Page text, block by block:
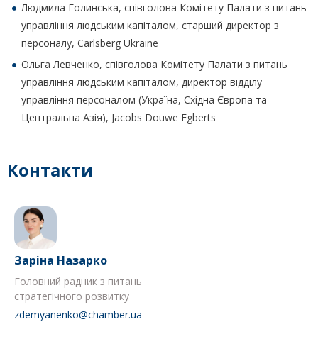
Людмила Голинська, співголова Комітету Палати з питань
управління людським капіталом, старший директор з
персоналу, Carlsberg Ukraine
Ольга Левченко, співголова Комітету Палати з питань
управління людським капіталом, директор відділу
управління персоналом (Україна, Східна Європа та
Центральна Азія), Jacobs Douwe Egberts
Контакти
Заріна Назарко
Головний радник з питань
стратегічного розвитку
zdemyanenko@chamber.ua